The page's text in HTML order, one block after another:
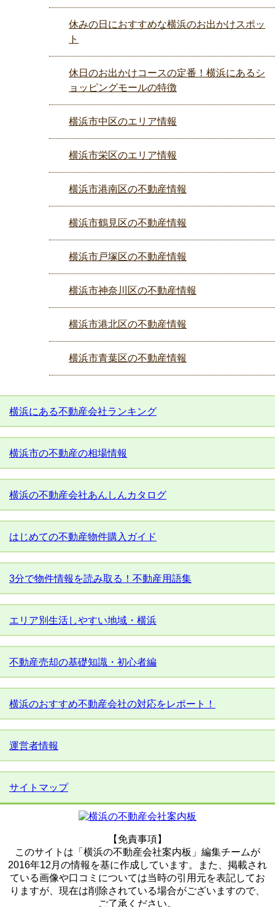
休みの日におすすめな横浜のお出かけスポッ
ト
休日のお出かけコースの定番！横浜にあるシ
ョッピングモールの特徴
横浜市中区のエリア情報
横浜市栄区のエリア情報
横浜市港南区の不動産情報
横浜市鶴見区の不動産情報
横浜市戸塚区の不動産情報
横浜市神奈川区の不動産情報
横浜市港北区の不動産情報
横浜市青葉区の不動産情報
【免責事項】
このサイトは「横浜の不動産会社案内板」編集チームが
2016年12月の情報を基に作成しています。また、掲載され
ている画像や口コミについては当時の引用元を表記してお
りますが、現在は削除されている場合がございますので、
ご了承ください。
横浜にある不動産会社ランキング
横浜市の不動産の相場情報
横浜の不動産会社あんしんカタログ
はじめての不動産物件購入ガイド
3分で物件情報を読み取る！不動産用語集
エリア別生活しやすい地域・横浜
不動産売却の基礎知識・初心者編
横浜のおすすめ不動産会社の対応をレポート！
運営者情報
サイトマップ